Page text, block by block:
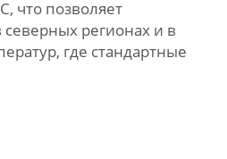
что позволяет
северных регионах и в
где стандартные